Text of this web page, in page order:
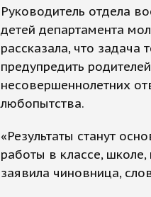
Руководитель отдела
детей департамента
рассказала, что задача
предупредить
несовершеннолетних
любопытства.
«Результаты станут
работы в классе,
заявила чиновница,